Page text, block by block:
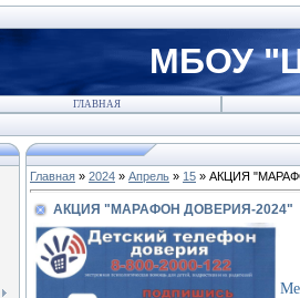
МБОУ
ГЛАВНАЯ
Главная » 2024 » Апрель » 15 » АКЦИЯ
АКЦИЯ "МАРАФОН ДОВЕРИЯ-2024"